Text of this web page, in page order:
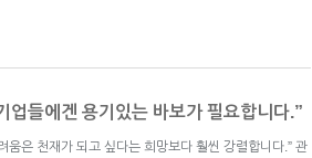
들에겐 용기있는 바보가 필요합니다.”
움은 천재가 되고 싶다는 희망보다 훨씬 강렬합니다.” 관